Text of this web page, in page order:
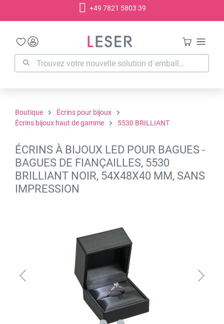
+49 7821 5803 39
Boutique
Écrins pour bijoux
Écrins bijoux haut de gamme
5530 BRILLIANT
ÉCRINS À BIJOUX LED POUR BAGUES -
BAGUES DE FIANÇAILLES, 5530
BRILLIANT NOIR, 54X48X40 MM, SANS
IMPRESSION